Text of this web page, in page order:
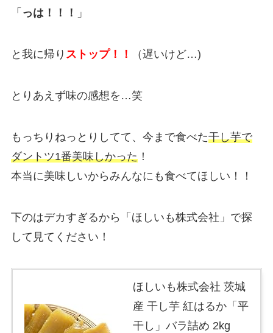
「 っは！！！ 」
と我に帰り ストップ！！ （遅いけど…)
とりあえず味の感想を…笑
もっちりねっとりしてて、今まで食べた干し芋で
ダントツ1番美味しかった！
本当に美味しいからみんなにも食べてほしい！！
下のはデカすぎるから「ほしいも株式会社」で探
して見てください！
ほしいも株式会社 茨城
産 干し芋 紅はるか「平
干し」バラ詰め 2kg